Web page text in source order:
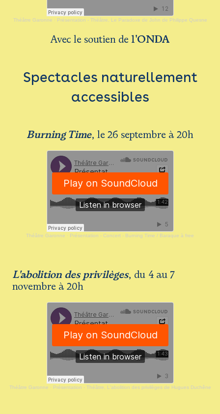
Théâtre Garonne · Présentation - Théâtre, Le Paradoxe de John de Philippe Quesne
Avec le soutien de l'ONDA
Spectacles naturellement
accessibles
Burning Time, le 26 septembre à 20h
Théâtre Garonne · Présentation - Concert - Burning Time / Baraque à free
L'abolition des privilèges, du 4 au 7
novembre à 20h
Théâtre Garonne · Présentation - Théâtre, L'abolition des privilèges de Hugues Duchêne